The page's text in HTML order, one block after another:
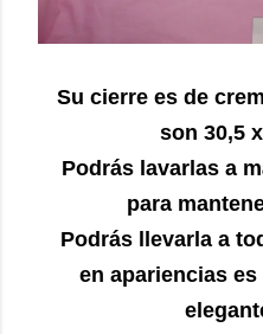
Su cierre es de
son 30,5
Podrás lavarlas a
para
Podrás llevarla a
en apariencias